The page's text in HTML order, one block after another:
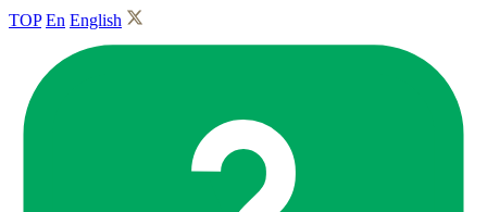
TOP En English